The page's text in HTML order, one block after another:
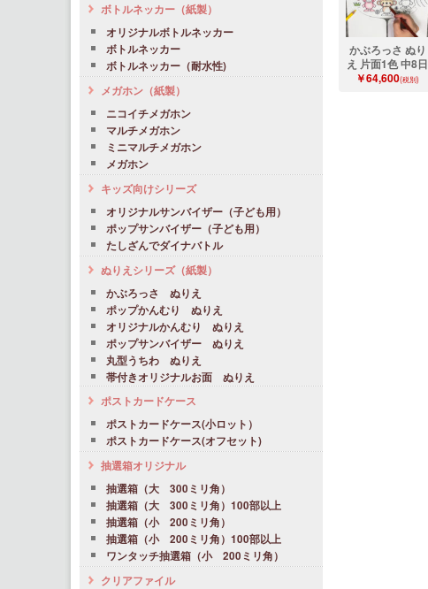
かぶろっさ ぬり
え 片面1色 中8日
￥64,600(税別)
ボトルネッカー（紙製）
オリジナルボトルネッカー
ボトルネッカー
ボトルネッカー（耐水性)
メガホン（紙製）
ニコイチメガホン
マルチメガホン
ミニマルチメガホン
メガホン
キッズ向けシリーズ
オリジナルサンバイザー（子ども用）
ポップサンバイザー（子ども用）
たしざんでダイナバトル
ぬりえシリーズ（紙製）
かぶろっさ ぬりえ
ポップかんむり ぬりえ
オリジナルかんむり ぬりえ
ポップサンバイザー ぬりえ
丸型うちわ ぬりえ
帯付きオリジナルお面 ぬりえ
ポストカードケース
ポストカードケース(小ロット）
ポストカードケース(オフセット)
抽選箱オリジナル
抽選箱（大 300ミリ角）
抽選箱（大 300ミリ角）100部以上
抽選箱（小 200ミリ角）
抽選箱（小 200ミリ角）100部以上
ワンタッチ抽選箱（小 200ミリ角）
クリアファイル